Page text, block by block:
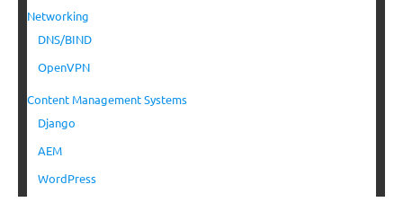
Networking
DNS/BIND
OpenVPN
Content Management Systems
Django
AEM
WordPress